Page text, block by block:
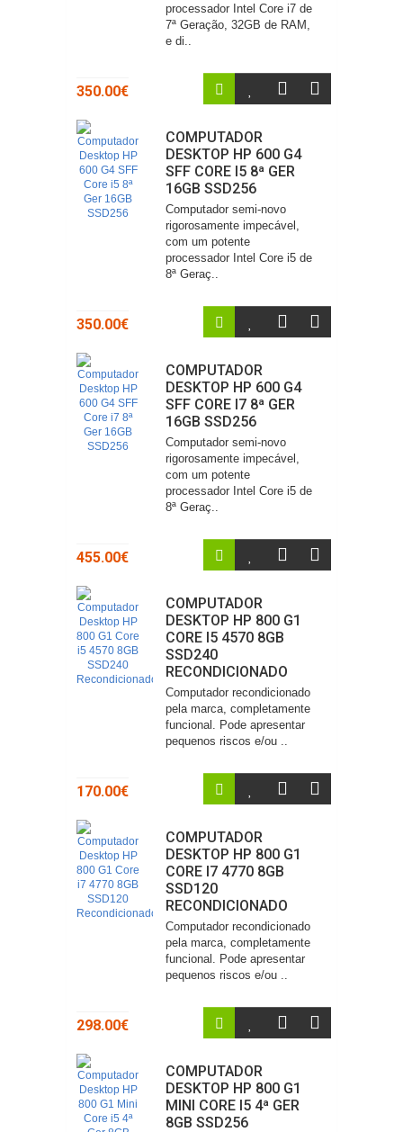
processador Intel Core i7 de
7ª Geração, 32GB de RAM,
e di..
350.00€
COMPUTADOR
DESKTOP HP 600 G4
SFF CORE I5 8ª GER
16GB SSD256
Computador semi-novo
rigorosamente impecável,
com um potente
processador Intel Core i5 de
8ª Geraç..
350.00€
COMPUTADOR
DESKTOP HP 600 G4
SFF CORE I7 8ª GER
16GB SSD256
Computador semi-novo
rigorosamente impecável,
com um potente
processador Intel Core i5 de
8ª Geraç..
455.00€
COMPUTADOR
DESKTOP HP 800 G1
CORE I5 4570 8GB
SSD240
RECONDICIONADO
Computador recondicionado
pela marca, completamente
funcional. Pode apresentar
pequenos riscos e/ou ..
170.00€
COMPUTADOR
DESKTOP HP 800 G1
CORE I7 4770 8GB
SSD120
RECONDICIONADO
Computador recondicionado
pela marca, completamente
funcional. Pode apresentar
pequenos riscos e/ou ..
298.00€
COMPUTADOR
DESKTOP HP 800 G1
MINI CORE I5 4ª GER
8GB SSD256